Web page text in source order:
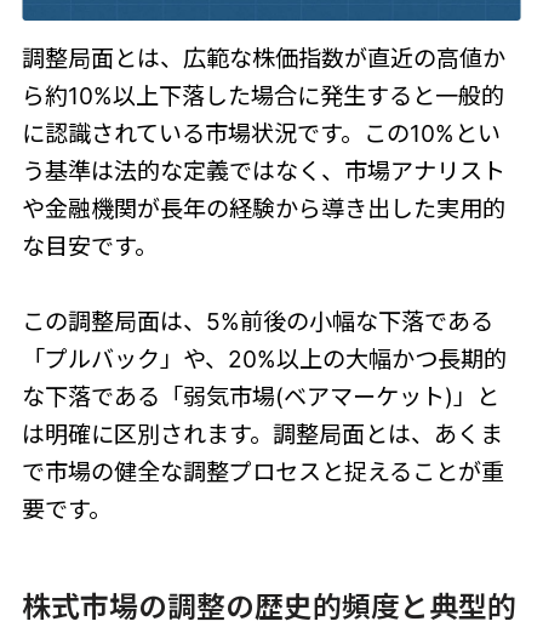
調整局面とは、広範な株価指数が直近の高値か
ら約10%以上下落した場合に発生すると一般的
に認識されている市場状況です。この10%とい
う基準は法的な定義ではなく、市場アナリスト
や金融機関が長年の経験から導き出した実用的
な目安です。
この調整局面は、5%前後の小幅な下落である
「プルバック」や、20%以上の大幅かつ長期的
な下落である「弱気市場(ベアマーケット)」と
は明確に区別されます。調整局面とは、あくま
で市場の健全な調整プロセスと捉えることが重
要です。
株式市場の調整の歴史的頻度と典型的